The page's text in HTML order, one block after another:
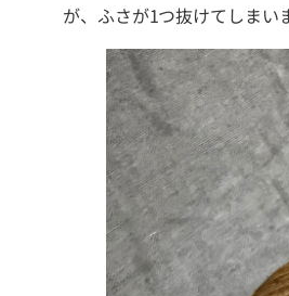
が、ふさが1つ抜けてしまい